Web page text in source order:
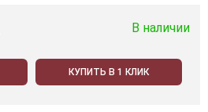
В наличии
КУПИТЬ В 1 КЛИК